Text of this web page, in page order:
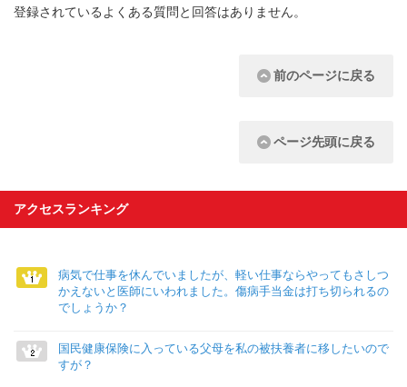
登録されているよくある質問と回答はありません。
前のページに戻る
ページ先頭に戻る
アクセスランキング
病気で仕事を休んでいましたが、軽い仕事ならやってもさしつ
かえないと医師にいわれました。傷病手当金は打ち切られるの
でしょうか？
国民健康保険に入っている父母を私の被扶養者に移したいので
すが？